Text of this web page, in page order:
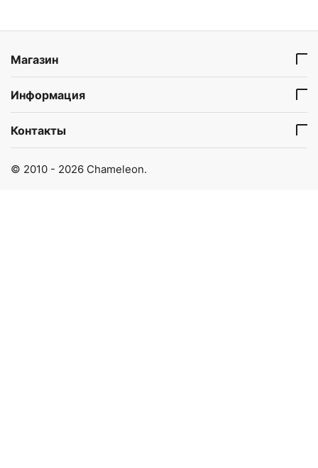
Магазин
Информация
Контакты
© 2010 - 2026 Chameleon.